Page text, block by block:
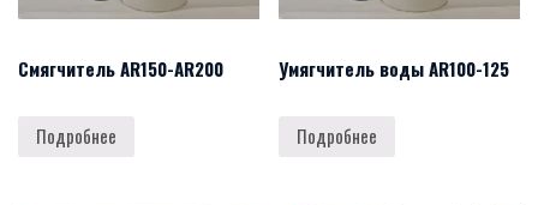
Смягчитель AR150-AR200
Подробнее
Умягчитель воды AR100-125
Подробнее